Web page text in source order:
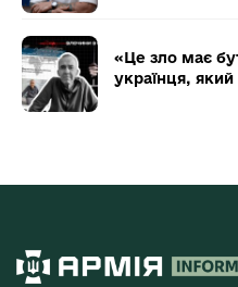
«Це зло має
українця,